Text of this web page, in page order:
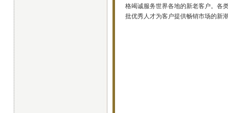
格竭诚服务世界各地的新老客户。各
批优秀人才为客户提供畅销市场的新